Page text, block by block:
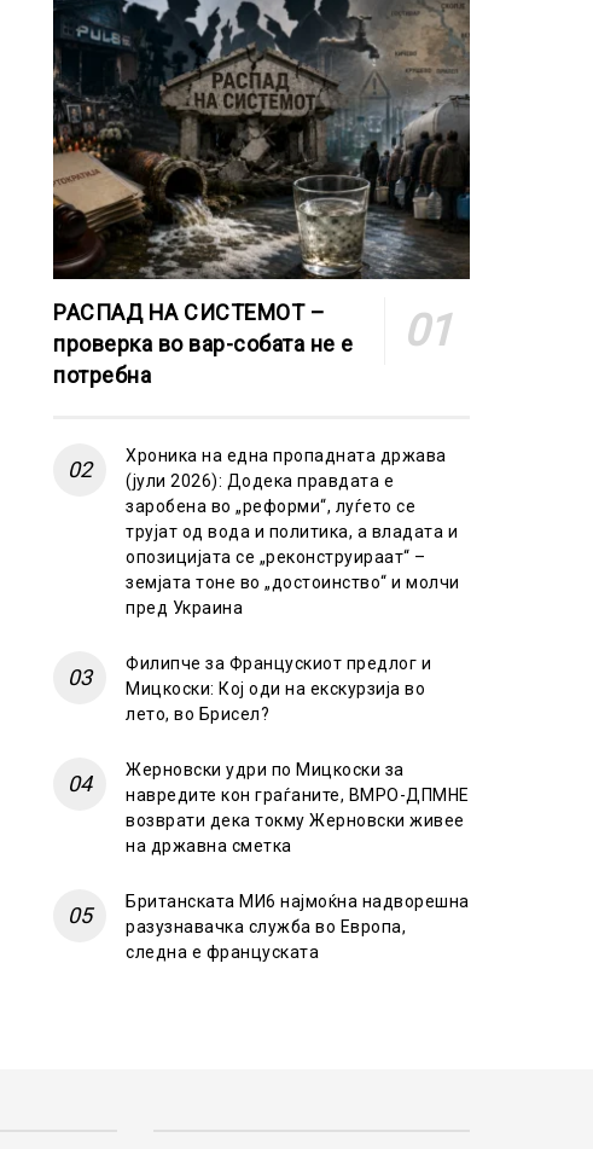
РАСПАД НА СИСТЕМОТ –
проверка во вар-собата не е
потребна
Хроника на една пропадната држава
(јули 2026): Додека правдата е
заробена во „реформи“, луѓето се
трујат од вода и политика, а владата и
опозицијата се „реконструираат“ –
земјата тоне во „достоинство“ и молчи
пред Украина
Филипче за Францускиот предлог и
Мицкоски: Кој оди на екскурзија во
лето, во Брисел?
Жерновски удри по Мицкоски за
навредите кон граѓаните, ВМРО-ДПМНЕ
возврати дека токму Жерновски живее
на државна сметка
Британската МИ6 најмоќна надворешна
разузнавачка служба во Европа,
следна е француската